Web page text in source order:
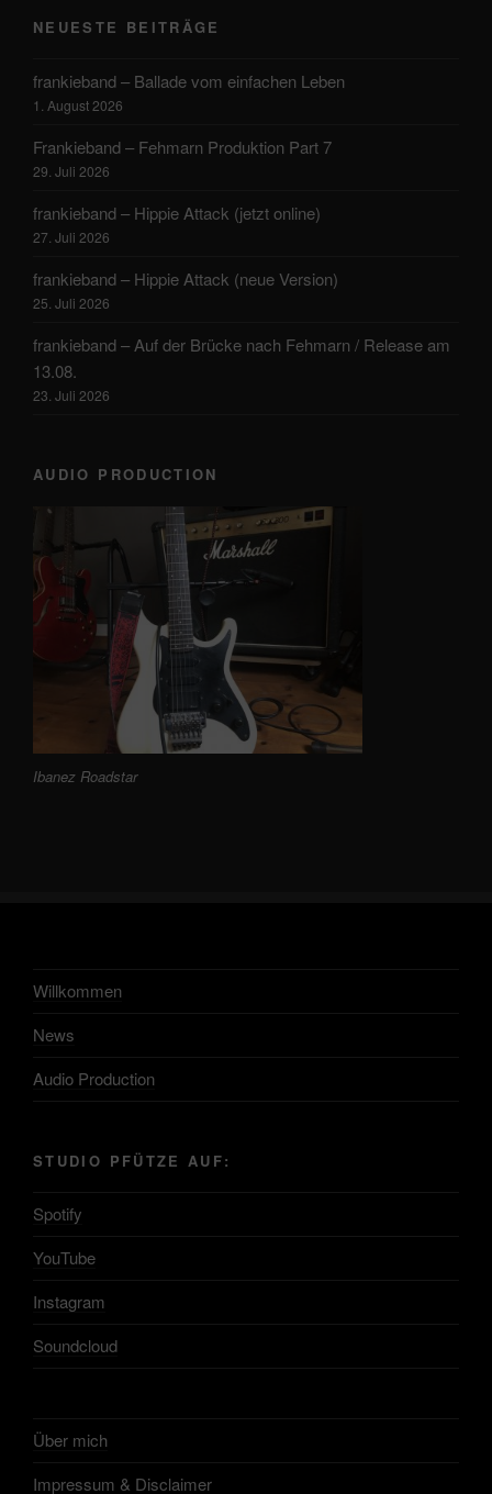
NEUESTE BEITRÄGE
frankieband – Ballade vom einfachen Leben
1. August 2026
Frankieband – Fehmarn Produktion Part 7
29. Juli 2026
frankieband – Hippie Attack (jetzt online)
27. Juli 2026
frankieband – Hippie Attack (neue Version)
25. Juli 2026
frankieband – Auf der Brücke nach Fehmarn / Release am
13.08.
23. Juli 2026
AUDIO PRODUCTION
Ibanez Roadstar
Willkommen
News
Audio Production
STUDIO PFÜTZE AUF:
Spotify
YouTube
Instagram
Soundcloud
Über mich
Impressum & Disclaimer